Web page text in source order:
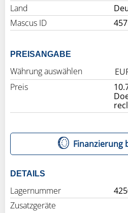
Land
Mascus ID
PREISANGABE
Währung auswählen
Preis
Finanzierung
DETAILS
Lagernummer
Zusatzgeräte